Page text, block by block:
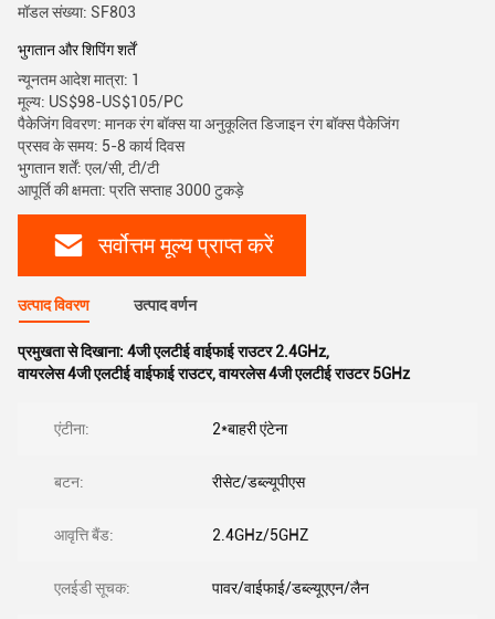
मॉडल संख्या: SF803
भुगतान और शिपिंग शर्तें
न्यूनतम आदेश मात्रा: 1
मूल्य: US$98-US$105/PC
पैकेजिंग विवरण: मानक रंग बॉक्स या अनुकूलित डिजाइन रंग बॉक्स पैकेजिंग
प्रसव के समय: 5-8 कार्य दिवस
भुगतान शर्तें: एल/सी, टी/टी
आपूर्ति की क्षमता: प्रति सप्ताह 3000 टुकड़े
सर्वोत्तम मूल्य प्राप्त करें
उत्पाद विवरण उत्पाद वर्णन
प्रमुखता से दिखाना: 4जी एलटीई वाईफाई राउटर 2.4GHz,
वायरलेस 4जी एलटीई वाईफाई राउटर,वायरलेस 4जी एलटीई राउटर 5GHz
एंटीना: 2*बाहरी एंटेना
बटन: रीसेट/डब्ल्यूपीएस
आवृत्ति बैंड: 2.4GHz/5GHZ
एलईडी सूचक: पावर/वाईफाई/डब्ल्यूएएन/लैन